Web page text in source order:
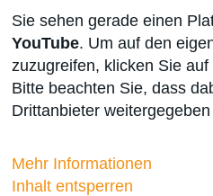
Sie sehen gerade einen
YouTube. Um auf den
zuzugreifen, klicken Sie
Bitte beachten Sie, dass
Drittanbieter
Mehr Informationen
Inhalt entsperren